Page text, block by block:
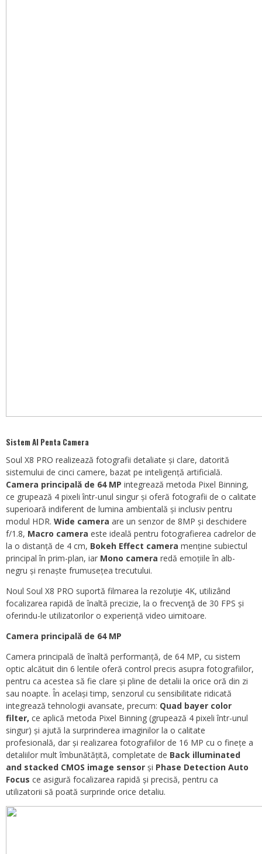
Sistem AI Penta Camera
Soul X8 PRO realizează fotografii detaliate și clare, datorită
sistemului de cinci camere, bazat pe inteligență artificială.
Camera principală de 64 MP integrează metoda Pixel Binning,
ce grupează 4 pixeli într-unul singur și oferă fotografii de o calitate
superioară indiferent de lumina ambientală și inclusiv pentru
modul HDR. Wide camera are un senzor de 8MP și deschidere
f/1.8, Macro camera este ideală pentru fotografierea cadrelor de
la o distanță de 4 cm, Bokeh Effect camera menține subiectul
principal în prim-plan, iar Mono camera redă emoțiile în alb-
negru și renaște frumusețea trecutului.
Noul Soul X8 PRO suportă filmarea la rezoluţie 4K, utilizând
focalizarea rapidă de înaltă precizie, la o frecvenţă de 30 FPS și
oferindu-le utilizatorilor o experiență video uimitoare.
Camera principală de 64 MP
Camera principală de înaltă performanță, de 64 MP, cu sistem
optic alcătuit din 6 lentile oferă control precis asupra fotografiilor,
pentru ca acestea să fie clare și pline de detalii la orice oră din zi
sau noapte. În același timp, senzorul cu sensibilitate ridicată
integrează tehnologii avansate, precum: Quad bayer color
filter, ce aplică metoda Pixel Binning (grupează 4 pixeli într-unul
singur) și ajută la surprinderea imaginilor la o calitate
profesională, dar și realizarea fotografiilor de 16 MP cu o finețe a
detaliilor mult îmbunătățită, completate de Back illuminated
and stacked CMOS image sensor și Phase Detection Auto
Focus ce asigură focalizarea rapidă și precisă, pentru ca
utilizatorii să poată surprinde orice detaliu.